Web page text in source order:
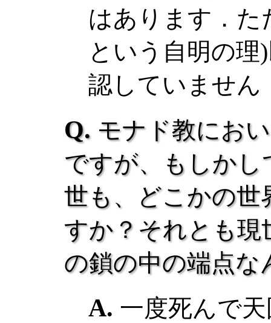
はあります．
という自明の理
認していません
モナド教にお
ですが、もしか
世も、どこかの世
すか？それとも現
の鎖の中の端点な
一度死んで